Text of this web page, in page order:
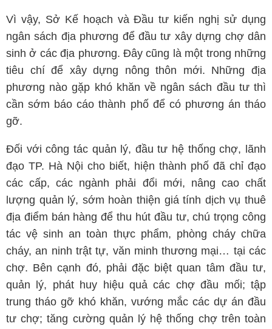
Vì vậy, Sở Kế hoạch và Đầu tư kiến nghị sử dụng
ngân sách địa phương để đầu tư xây dựng chợ dân
sinh ở các địa phương. Đây cũng là một trong những
tiêu chí để xây dựng nông thôn mới. Những địa
phương nào gặp khó khăn về ngân sách đầu tư thì
cần sớm báo cáo thành phố để có phương án tháo
gỡ.
Đối với công tác quản lý, đầu tư hệ thống chợ, lãnh
đạo TP. Hà Nội cho biết, hiện thành phố đã chỉ đạo
các cấp, các ngành phải đổi mới, nâng cao chất
lượng quản lý, sớm hoàn thiện giá tính dịch vụ thuê
địa điểm bán hàng để thu hút đầu tư, chú trọng công
tác vệ sinh an toàn thực phẩm, phòng cháy chữa
cháy, an ninh trật tự, văn minh thương mại… tại các
chợ. Bên cạnh đó, phải đặc biệt quan tâm đầu tư,
quản lý, phát huy hiệu quả các chợ đầu mối; tập
trung tháo gỡ khó khăn, vướng mắc các dự án đầu
tư chợ; tăng cường quản lý hệ thống chợ trên toàn